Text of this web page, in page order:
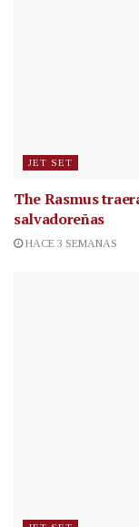
JET SET
The Rasmus
salvadoreñas
HACE 3 SEMANAS